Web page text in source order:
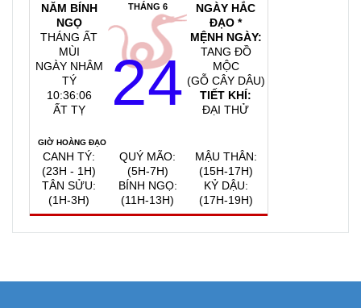
NĂM BÍNH
NGỌ
THÁNG ẤT
MÙI
NGÀY NHÂM
TÝ
10:36:07
ẤT TỴ
THÁNG 6
24
NGÀY HẮC
ĐẠO *
MỆNH NGÀY:
TANG ĐỒ
MỘC
(GỖ CÂY DÂU)
TIẾT KHÍ:
ĐẠI THỬ
GIỜ HOÀNG ĐẠO
CANH TÝ:
(23H - 1H)
TÂN SỬU:
(1H-3H)
QUÝ MÃO:
(5H-7H)
BÍNH NGỌ:
(11H-13H)
MẬU THÂN:
(15H-17H)
KỶ DẬU:
(17H-19H)